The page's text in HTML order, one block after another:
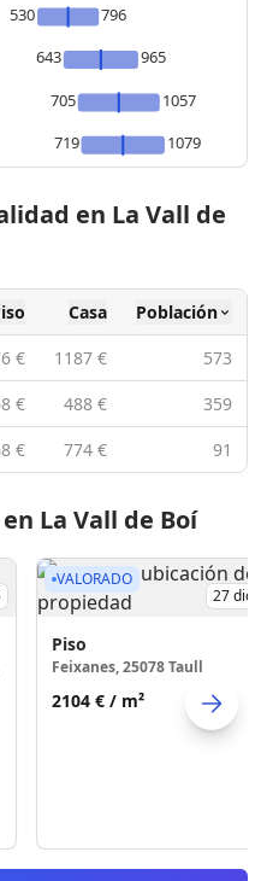
530
796
643
965
705
1057
719
1079
en La Vall de
Casa
Población
€ 1187 €
573
€ 488 €
359
€ 774 € 91
La Vall de Boí
VALORADO
27 dic
Piso
Feixanes, 25078 Taull
2104 € / m²